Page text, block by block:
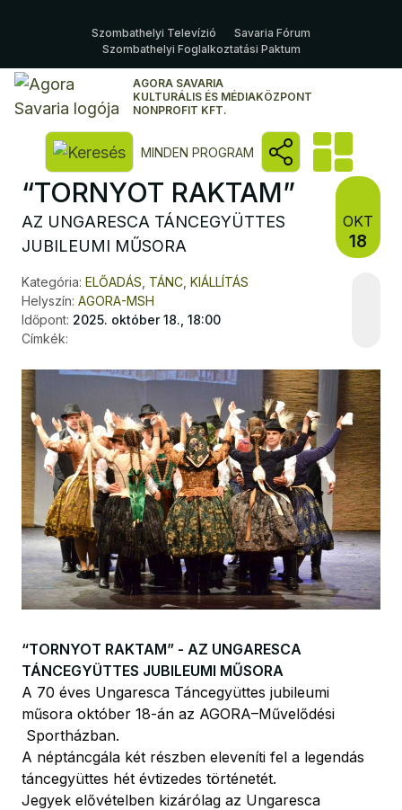
Szombathelyi Televízió
Savaria Fórum
Szombathelyi Foglalkoztatási Paktum
AGORA SAVARIA
KULTURÁLIS ÉS MÉDIAKÖZPONT
NONPROFIT KFT.
Kereső megnyitása
MINDEN PROGRAM
“TORNYOT RAKTAM”
AZ UNGARESCA TÁNCEGYÜTTES
JUBILEUMI MŰSORA
OKT
18
Kategória: ELŐADÁS, TÁNC, KIÁLLÍTÁS
Helyszín: AGORA-MSH
Időpont: 2025. október 18., 18:00
Címkék:
“TORNYOT RAKTAM” - AZ UNGARESCA
TÁNCEGYÜTTES JUBILEUMI MŰSORA
A 70 éves Ungaresca Táncegyüttes jubileumi
műsora október 18-án az AGORA–Művelődési
Sportházban.
A néptáncgála két részben eleveníti fel a legendás
táncegyüttes hét évtizedes történetét.
Jegyek elővételben kizárólag az Ungaresca